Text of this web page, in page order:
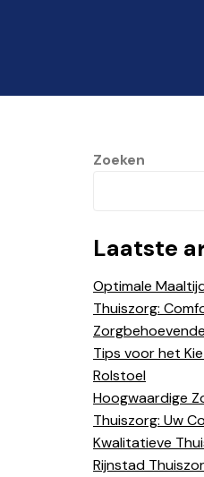
Zoeken
Laatste
Optimale
Thuiszorg:
Tips voor het
Rolstoel
Hoogwaardige
Thuiszorg: Uw
Kwalitatieve
Rijnstad